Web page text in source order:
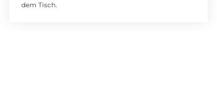
dem Tisch.